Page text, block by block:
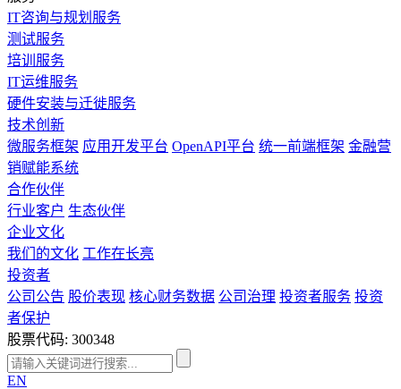
IT咨询与规划服务
测试服务
培训服务
IT运维服务
硬件安装与迁徙服务
技术创新
微服务框架 应用开发平台 OpenAPI平台 统一前端框架 金融营
销赋能系统
合作伙伴
行业客户 生态伙伴
企业文化
我们的文化 工作在长亮
投资者
公司公告 股价表现 核心财务数据 公司治理 投资者服务 投资
者保护
股票代码: 300348
EN